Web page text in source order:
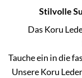
Stilvolle
Das Koru
Tauche ein in die
Unsere Koru